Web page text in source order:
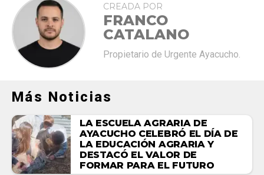
CREADA POR
FRANCO
CATALANO
Propietario de Urgente Ayacucho.
Más Noticias
LA ESCUELA AGRARIA DE
AYACUCHO CELEBRÓ EL DÍA DE
LA EDUCACIÓN AGRARIA Y
DESTACÓ EL VALOR DE
FORMAR PARA EL FUTURO